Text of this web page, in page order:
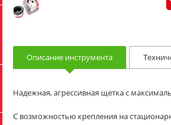
Описание инструмента
Надежная, агрессивная щетка с
С возможностью крепления на